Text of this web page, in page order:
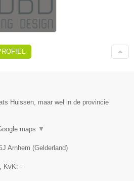
Huissen, maar wel in de provincie
maps ▼
Arnhem (Gelderland)
, KvK: -